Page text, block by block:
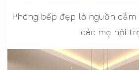
Phòng bếp đẹp là nguồn
các mẹ nội